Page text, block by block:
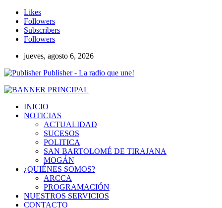
Likes
Followers
Subscribers
Followers
jueves, agosto 6, 2026
Publisher - La radio que une!
INICIO
NOTICIAS
ACTUALIDAD
SUCESOS
POLITICA
SAN BARTOLOMÉ DE TIRAJANA
MOGÁN
¿QUIÉNES SOMOS?
ARCCA
PROGRAMACIÓN
NUESTROS SERVICIOS
CONTACTO